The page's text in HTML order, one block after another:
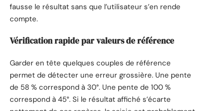
fausse le résultat sans que l’utilisateur s’en rende
compte.
Vérification rapide par valeurs de référence
Garder en tête quelques couples de référence
permet de détecter une erreur grossière. Une pente
de 58 % correspond à 30°. Une pente de 100 %
correspond à 45°. Si le résultat affiché s’écarte